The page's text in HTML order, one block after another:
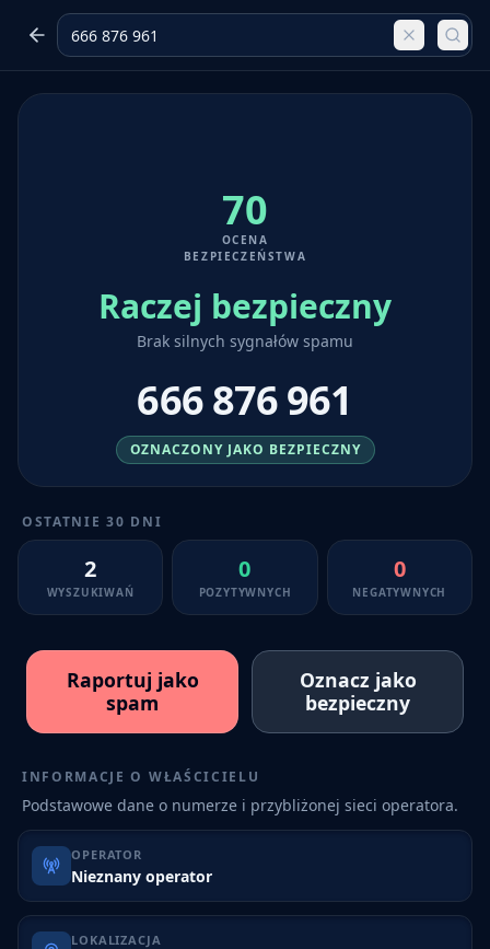
70
OCENA
BEZPIECZEŃSTWA
Raczej bezpieczny
Brak silnych sygnałów spamu
666 876 961
OZNACZONY JAKO BEZPIECZNY
OSTATNIE 30 DNI
2
WYSZUKIWAŃ
0
POZYTYWNYCH
0
NEGATYWNYCH
Raportuj jako
spam
Oznacz jako
bezpieczny
INFORMACJE O WŁAŚCICIELU
Podstawowe dane o numerze i przybliżonej sieci operatora.
OPERATOR
Nieznany operator
LOKALIZACJA